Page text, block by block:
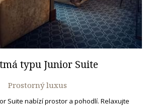
typu Junior Suite
Prostorný luxus
Suite nabízí prostor a pohodlí. Relaxujte